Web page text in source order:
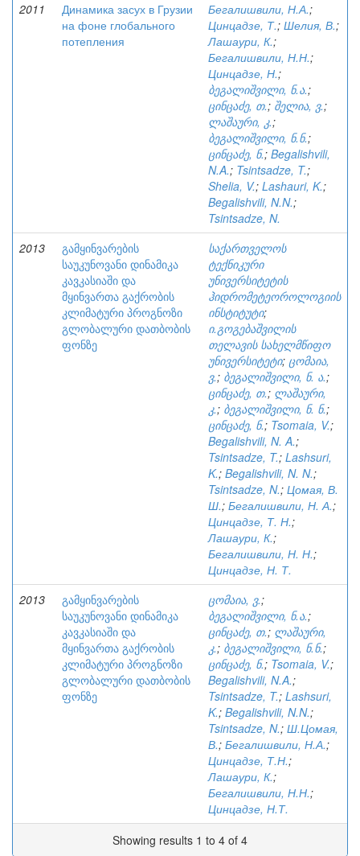
2011
Динамика засух в Грузии
на фоне глобального
потепления
Бегалишвили, Н.А.;
Цинцадзе, Т.; Шелия, В.;
Лашаури, К.;
Бегалишвили, Н.Н.;
Цинцадзе, Н.;
ბეგალიშვილი, ნ.ა.;
ცინცაძე, თ.; შელია, ვ.;
ლაშაური, კ.;
ბეგალიშვილი, ნ.ნ.;
ცინცაძე, ნ.; Begalishvili,
N.A.; Tsintsadze, T.;
Shelia, V.; Lashauri, K.;
Begalishvili, N.N.;
Tsintsadze, N.
2013
გამყინვარების
საუკუნოვანი დინამიკა
კავკასიაში და
მყინვართა გაქრობის
კლიმატური პროგნოზი
გლობალური დათბობის
ფონზე
საქართველოს
ტექნიკური
უნივერსიტეტის
ჰიდრომეტეოროლოგიის
ინსტიტუტი;
ი.გოგებაშვილის
თელავის სახელმწიფო
უნივერსიტეტი; ცომაია,
ვ.; ბეგალიშვილი, ნ. ა.;
ცინცაძე, თ.; ლაშაური,
კ.; ბეგალიშვილი, ნ. ნ.;
ცინცაძე, ნ.; Tsomaia, V.;
Begalishvili, N. A.;
Tsintsadze, T.; Lashsuri,
K.; Begalishvili, N. N.;
Tsintsadze, N.; Цомая, В.
Ш.; Бегалишвили, Н. А.;
Цинцадзе, Т. Н.;
Лашаури, К.;
Бегалишвили, Н. Н.;
Цинцадзе, Н. Т.
2013
გამყინვარების
საუკუნოვანი დინამიკა
კავკასიაში და
მყინვართა გაქრობის
კლიმატური პროგნოზი
გლობალური დათბობის
ფონზე
ცომაია, ვ.;
ბეგალიშვილი, ნ.ა.;
ცინცაძე, თ.; ლაშაური,
კ.; ბეგალიშვილი, ნ.ნ.;
ცინცაძე, ნ.; Tsomaia, V.;
Begalishvili, N.A.;
Tsintsadze, T.; Lashsuri,
K.; Begalishvili, N.N.;
Tsintsadze, N.; Ш.Цомая,
В.; Бегалишвили, Н.А.;
Цинцадзе, Т.Н.;
Лашаури, К.;
Бегалишвили, Н.Н.;
Цинцадзе, Н.Т.
Showing results 1 to 4 of 4